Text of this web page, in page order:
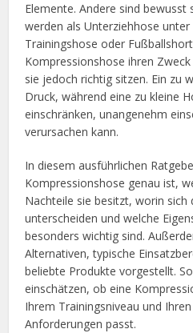
Elemente. Andere sind bewusst
werden als Unterziehhose
Trainingshose oder
Kompressionshose ihren
sie jedoch richtig sitzen. Ein zu
Druck, während eine zu kleine
einschränken, unangenehm
verursachen kann.
In diesem ausführlichen
Kompressionshose genau ist,
Nachteile sie besitzt, worin sich
unterscheiden und welche
besonders wichtig sind.
Alternativen, typische
beliebte Produkte vorgestellt.
einschätzen, ob eine
Ihrem Trainingsniveau und
Anforderungen passt.